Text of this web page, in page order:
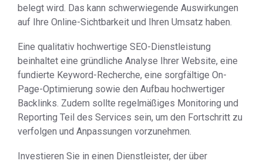
belegt wird. Das kann schwerwiegende Auswirkungen
auf Ihre Online-Sichtbarkeit und Ihren Umsatz haben.
Eine qualitativ hochwertige SEO-Dienstleistung
beinhaltet eine gründliche Analyse Ihrer Website, eine
fundierte Keyword-Recherche, eine sorgfältige On-
Page-Optimierung sowie den Aufbau hochwertiger
Backlinks. Zudem sollte regelmäßiges Monitoring und
Reporting Teil des Services sein, um den Fortschritt zu
verfolgen und Anpassungen vorzunehmen.
Investieren Sie in einen Dienstleister, der über